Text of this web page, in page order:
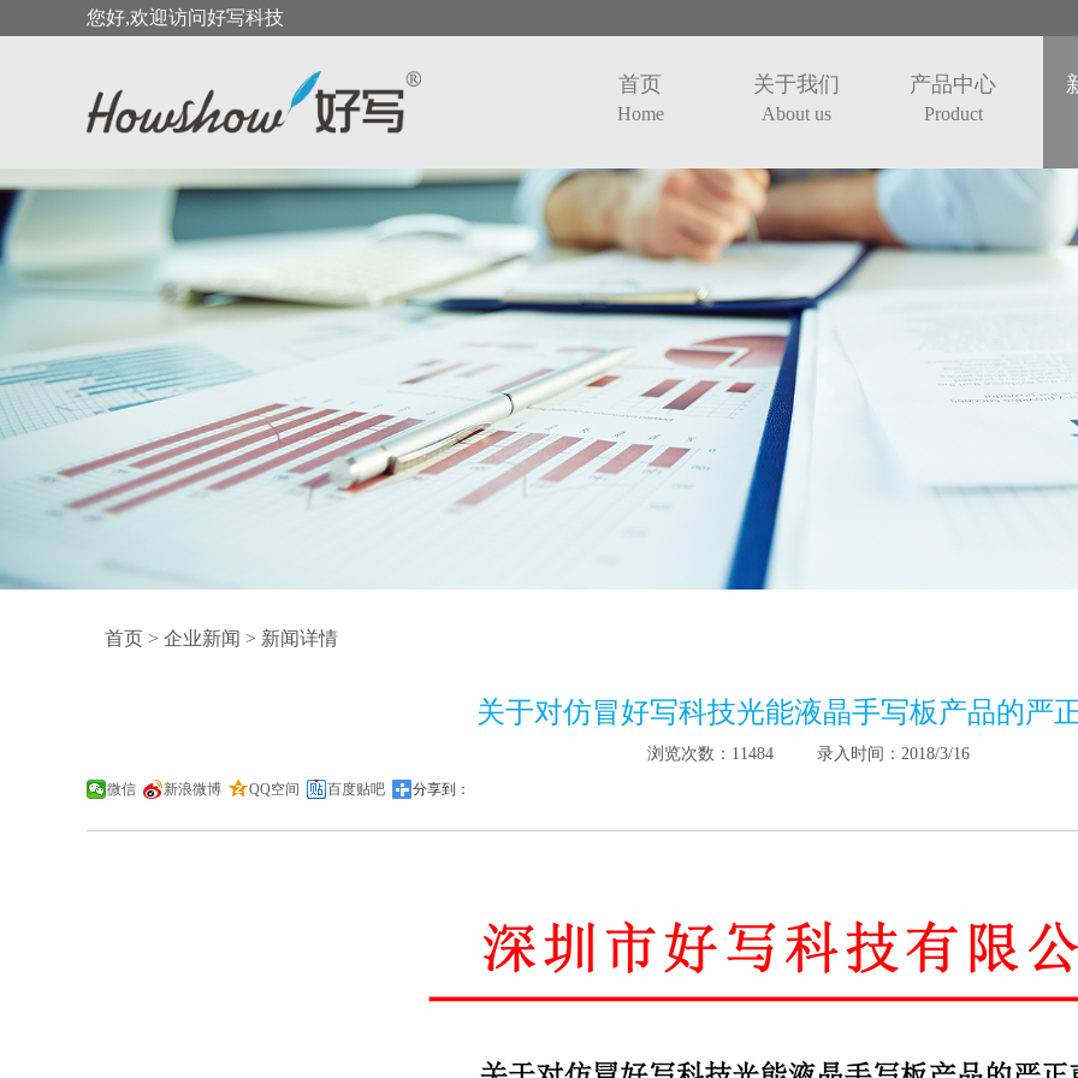
您好,欢迎访问好写科技
首页
Home
关于我们
About us
产品中心
Product
首页 > 企业新闻 > 新闻详情
关于对仿冒好写科技光能液晶手写板产品的严
浏览次数：11484 录入时间：2018/3/16
微信 新浪微博 QQ空间 百度贴吧 分享到：